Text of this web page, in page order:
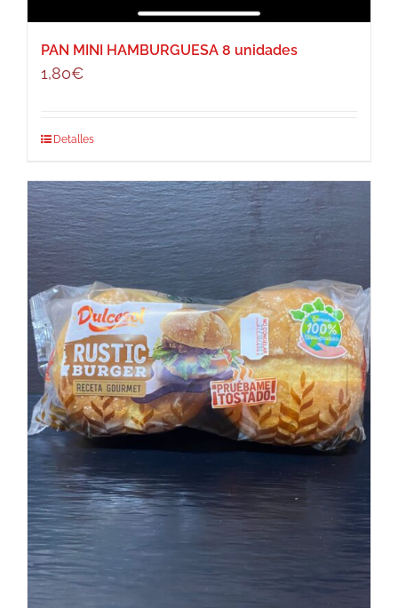
PAN MINI HAMBURGUESA 8 unidades
1,80€
Detalles